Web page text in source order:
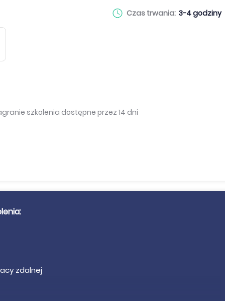
Czas trwania: 3-4 godziny
szkolenia dostępne przez 14 dni
zdalnej